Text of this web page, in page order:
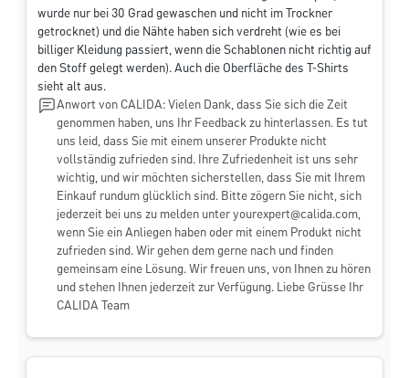
wurde nur bei 30 Grad gewaschen und nicht im Trockner
getrocknet) und die Nähte haben sich verdreht (wie es bei
billiger Kleidung passiert, wenn die Schablonen nicht richtig auf
den Stoff gelegt werden). Auch die Oberfläche des T-Shirts
sieht alt aus.
Anwort von CALIDA: Vielen Dank, dass Sie sich die Zeit
genommen haben, uns Ihr Feedback zu hinterlassen. Es tut
uns leid, dass Sie mit einem unserer Produkte nicht
vollständig zufrieden sind. Ihre Zufriedenheit ist uns sehr
wichtig, und wir möchten sicherstellen, dass Sie mit Ihrem
Einkauf rundum glücklich sind. Bitte zögern Sie nicht, sich
jederzeit bei uns zu melden unter yourexpert@calida.com,
wenn Sie ein Anliegen haben oder mit einem Produkt nicht
zufrieden sind. Wir gehen dem gerne nach und finden
gemeinsam eine Lösung. Wir freuen uns, von Ihnen zu hören
und stehen Ihnen jederzeit zur Verfügung. Liebe Grüsse Ihr
CALIDA Team